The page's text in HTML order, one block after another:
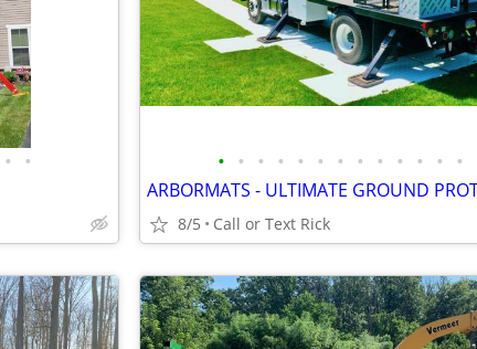
• • • • • • • • • • • • • • •
8/5 Call or Text Rick